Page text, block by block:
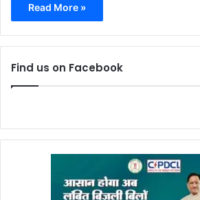
Read More »
Find us on Facebook